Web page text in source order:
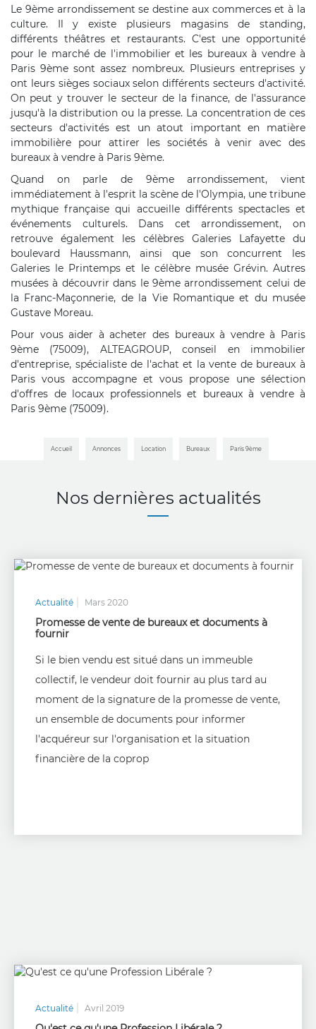
Le 9ème arrondissement se destine aux commerces et à la
culture. Il y existe plusieurs magasins de standing,
différents théâtres et restaurants. C'est une opportunité
pour le marché de l'immobilier et les bureaux à vendre à
Paris 9ème sont assez nombreux. Plusieurs entreprises y
ont leurs sièges sociaux selon différents secteurs d'activité.
On peut y trouver le secteur de la finance, de l'assurance
jusqu'à la distribution ou la presse. La concentration de ces
secteurs d'activités est un atout important en matière
immobilière pour attirer les sociétés à venir avec des
bureaux à vendre à Paris 9ème.
Quand on parle de 9ème arrondissement, vient
immédiatement à l'esprit la scène de l'Olympia, une tribune
mythique française qui accueille différents spectacles et
événements culturels. Dans cet arrondissement, on
retrouve également les célèbres Galeries Lafayette du
boulevard Haussmann, ainsi que son concurrent les
Galeries le Printemps et le célèbre musée Grévin. Autres
musées à découvrir dans le 9ème arrondissement celui de
la Franc-Maçonnerie, de la Vie Romantique et du musée
Gustave Moreau.
Pour vous aider à acheter des bureaux à vendre à Paris
9ème (75009), ALTEAGROUP, conseil en immobilier
d'entreprise, spécialiste de l'achat et la vente de bureaux à
Paris vous accompagne et vous propose une sélection
d'offres de locaux professionnels et bureaux à vendre à
Paris 9ème (75009).
Accueil Annonces Location Bureaux Paris 9ème
Nos dernières actualités
Actualité Mars 2020
Promesse de vente de bureaux et documents à
fournir
Si le bien vendu est situé dans un immeuble
collectif, le vendeur doit fournir au plus tard au
moment de la signature de la promesse de vente,
un ensemble de documents pour informer
l'acquéreur sur l'organisation et la situation
financière de la coprop
Actualité Avril 2019